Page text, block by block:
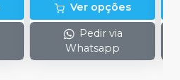
Ver opções
Pedir via
Whatsapp